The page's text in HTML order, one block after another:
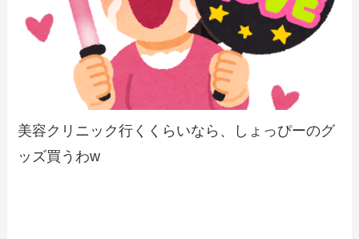
美容クリニック行くくらいなら、しょっぴーのグ
ッズ買うわw